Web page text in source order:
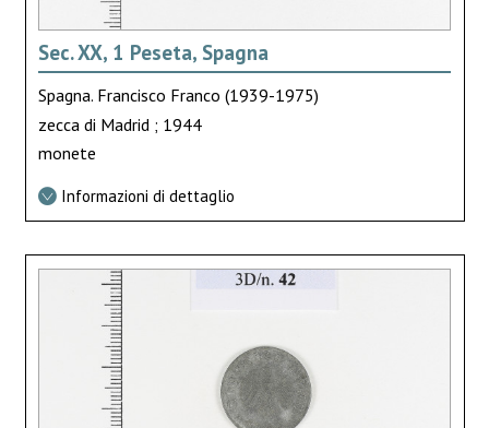
Sec. XX, 1 Peseta, Spagna
Spagna. Francisco Franco (1939-1975)
zecca di Madrid ; 1944
monete
Informazioni di dettaglio